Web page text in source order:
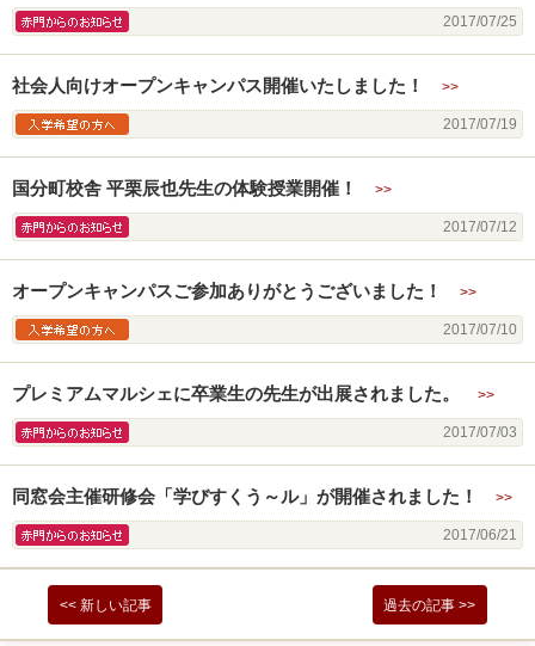
2017/07/25
社会人向けオープンキャンパス開催いたしました！ >>
2017/07/19
国分町校舎 平栗辰也先生の体験授業開催！ >>
2017/07/12
オープンキャンパスご参加ありがとうございました！ >>
2017/07/10
プレミアムマルシェに卒業生の先生が出展されました。 >>
2017/07/03
同窓会主催研修会「学びすくう～ル」が開催されました！ >>
2017/06/21
過去の記事 >>
<< 新しい記事